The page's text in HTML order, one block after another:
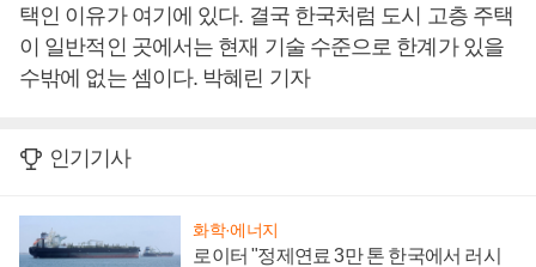
택인 이유가 여기에 있다. 결국 한국처럼 도시 고층 주택
이 일반적인 곳에서는 현재 기술 수준으로 한계가 있을
수밖에 없는 셈이다. 박혜린 기자
인기기사
화학·에너지
로이터 "정제연료 3만 톤 한국에서 러시